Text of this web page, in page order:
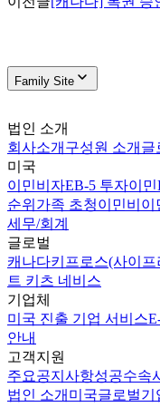
Family Site
법인 소개
회사소개 구성원 소개 글
미국
이민비자EB-5 투자이민
순위 가족 초청이민비이
세무/회계
글로벌
캐나다키프로스(사이프
트 키츠 네비스
기업체
미국 진출 기업 서비스
안내
고객지원
주요공지사항성공수속
법인 소개 미국글로벌기